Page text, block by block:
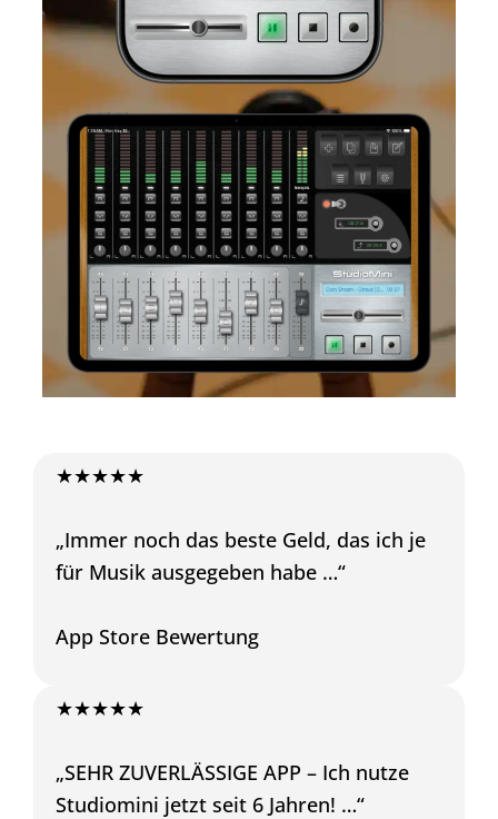
★★★★★
„Immer noch das beste Geld, das ich je
für Musik ausgegeben habe …“
App Store Bewertung
★★★★★
„SEHR ZUVERLÄSSIGE APP – Ich nutze
Studiomini jetzt seit 6 Jahren! …“